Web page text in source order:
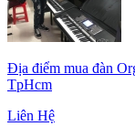
Địa điểm mua đàn
TpHcm
Liên Hệ